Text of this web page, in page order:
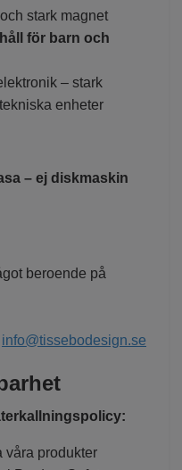
stark magnet
för barn och
– stark
enheter
– ej diskmaskin
beroende på
info@tissebodesign.se
våra produkter